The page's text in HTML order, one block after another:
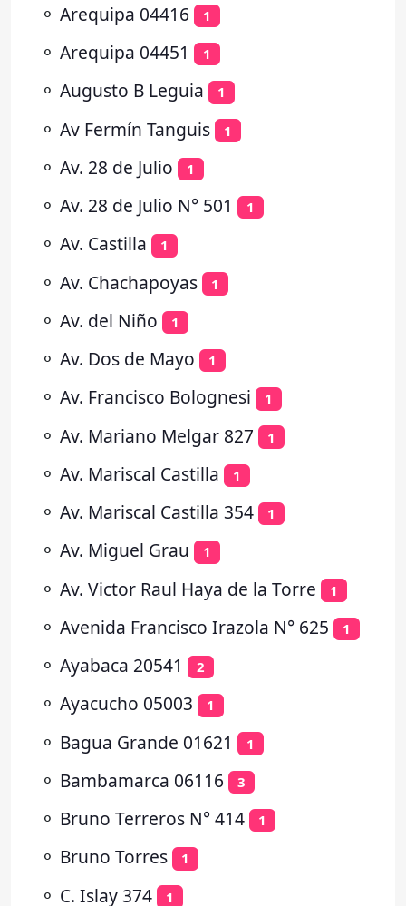
⚬ Arequipa 04416 1
⚬ Arequipa 04451 1
⚬ Augusto B Leguia 1
⚬ Av Fermín Tanguis 1
⚬ Av. 28 de Julio 1
⚬ Av. 28 de Julio N° 501 1
⚬ Av. Castilla 1
⚬ Av. Chachapoyas 1
⚬ Av. del Niño 1
⚬ Av. Dos de Mayo 1
⚬ Av. Francisco Bolognesi 1
⚬ Av. Mariano Melgar 827 1
⚬ Av. Mariscal Castilla 1
⚬ Av. Mariscal Castilla 354 1
⚬ Av. Miguel Grau 1
⚬ Av. Victor Raul Haya de la Torre 1
⚬ Avenida Francisco Irazola N° 625 1
⚬ Ayabaca 20541 2
⚬ Ayacucho 05003 1
⚬ Bagua Grande 01621 1
⚬ Bambamarca 06116 3
⚬ Bruno Terreros N° 414 1
⚬ Bruno Torres 1
⚬ C. Islay 374 1